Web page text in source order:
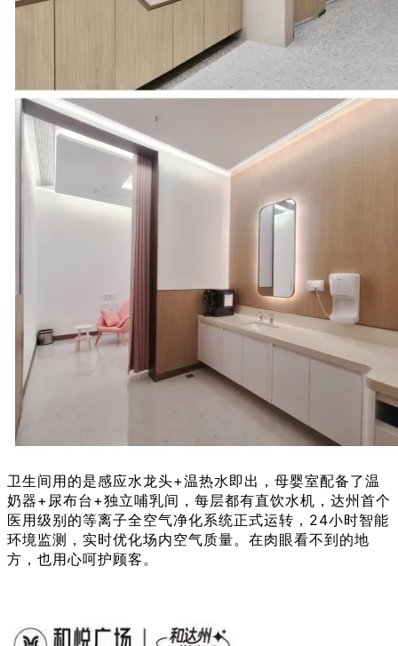
卫生间 用的是感应水龙头+温热水即出，母婴室配备了温
奶器+尿布台+独立哺乳间，每层都有直饮水机，达州首个
医用级别的等离子全空气净化系统正式运转，24小时智能
环境监测，实时优化场内空气质量。在肉眼看不到的地
方，也用心呵护顾客。